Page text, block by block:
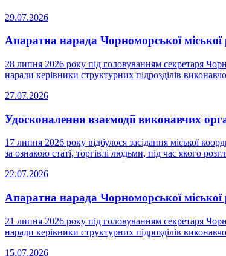
29.07.2026
Апаратна нарада Чорноморської міської
28 липня 2026 року під головуванням секретаря
наради керівники структурних підрозділів
27.07.2026
Удосконалення взаємодії виконавчих
17 липня 2026 року відбулося засідання міської
за ознакою статі, торгівлі людьми, під час якого
22.07.2026
Апаратна нарада Чорноморської міської
21 липня 2026 року під головуванням секретаря
наради керівники структурних підрозділів
15.07.2026